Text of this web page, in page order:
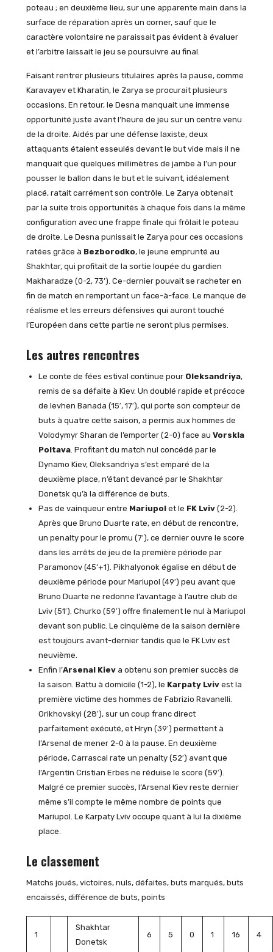
poteau ; en deuxième lieu, sur une apparente main dans la
surface de réparation après un corner, sauf que le
caractère volontaire ne paraissait pas évident à évaluer
et l’arbitre laissait le jeu se poursuivre au final.
Faisant rentrer plusieurs titulaires après la pause, comme
Karavayev et Kharatin, le Zarya se procurait plusieurs
occasions. En retour, le Desna manquait une immense
opportunité juste avant l’heure de jeu sur un centre venu
de la droite. Aidés par une défense laxiste, deux
attaquants étaient esseulés devant le but vide mais il ne
manquait que quelques millimètres de jambe à l’un pour
pousser le ballon dans le but et le suivant, idéalement
placé, ratait carrément son contrôle. Le Zarya obtenait
par la suite trois opportunités à chaque fois dans la même
configuration avec une frappe finale qui frôlait le poteau
de droite. Le Desna punissait le Zarya pour ces occasions
ratées grâce à Bezborodko, le jeune emprunté au
Shakhtar, qui profitait de la sortie loupée du gardien
Makharadze (0-2, 73’). Ce-dernier pouvait se racheter en
fin de match en remportant un face-à-face. Le manque de
réalisme et les erreurs défensives qui auront touché
l’Européen dans cette partie ne seront plus permises.
Les autres rencontres
Le conte de fées estival continue pour Oleksandriya,
remis de sa défaite à Kiev. Un doublé rapide et précoce
de Ievhen Banada (15′, 17′), qui porte son compteur de
buts à quatre cette saison, a permis aux hommes de
Volodymyr Sharan de l’emporter (2-0) face auVorskla
Poltava . Profitant du match nul concédé par le
Dynamo Kiev, Oleksandriya s’est emparé de la
deuxième place, n’étant devancé par le Shakhtar
Donetsk qu’à la différence de buts.
Pas de vainqueur entre Mariupol et le FK Lviv (2-2).
Après que Bruno Duarte rate, en début de rencontre,
un penalty pour le promu (7′), ce dernier ouvre le score
dans les arrêts de jeu de la première période par
Paramonov (45’+1). Pikhalyonok égalise en début de
deuxième période pour Mariupol (49′) peu avant que
Bruno Duarte ne redonne l’avantage à l’autre club de
Lviv (51′). Churko (59′) offre finalement le nul à Mariupol
devant son public. Le cinquième de la saison dernière
est toujours avant-dernier tandis que le FK Lviv est
neuvième.
Enfin l’Arsenal Kiev a obtenu son premier succès de
la saison. Battu à domicile (1-2), le Karpaty Lviv est la
première victime des hommes de Fabrizio Ravanelli.
Orikhovskyi (28′), sur un coup franc direct
parfaitement exécuté, et Hryn (39′) permettent à
l’Arsenal de mener 2-0 à la pause. En deuxième
période, Carrascal rate un penalty (52′) avant que
l’Argentin Cristian Erbes ne réduise le score (59′).
Malgré ce premier succès, l’Arsenal Kiev reste dernier
même s’il compte le même nombre de points que
Mariupol. Le Karpaty Lviv occupe quant à lui la dixième
place.
Le classement
Matchs joués, victoires, nuls, défaites, buts marqués, buts
encaissés, différence de buts, points
1
Shakhtar
Donetsk
6 5 0 1 16 4